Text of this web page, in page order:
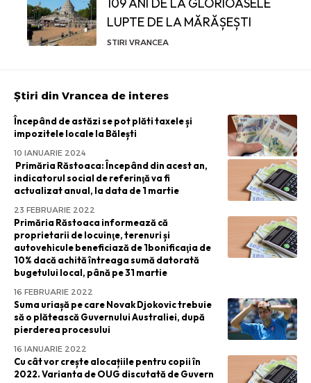
LUPTE DE LA MĂRĂȘEȘTI
STIRI VRANCEA
Știri din Vrancea de interes
Începând de astăzi se pot plăti taxele și
impozitele locale la Bălești
10 IANUARIE 2024
Primăria Răstoaca: Începând din acest an,
indicatorul social de referinţă va fi
actualizat anual, la data de 1 martie
23 FEBRUARIE 2022
Primăria Răstoaca informează că
proprietarii de locuinţe, terenuri și
autovehicule beneficiază de 1bonificaţia de
10% dacă achită întreaga sumă datorată
bugetului local, până pe 31 martie
16 FEBRUARIE 2022
Suma uriașă pe care Novak Djokovic trebuie
să o plătească Guvernului Australiei, după
pierderea procesului
16 IANUARIE 2022
Cu cât vor crește alocațiile pentru copii în
2022. Varianta de OUG discutată de Guvern